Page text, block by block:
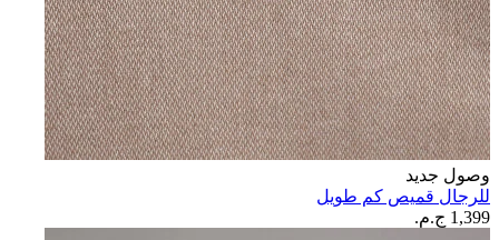
وصول جديد
للرجال قميص كم طويل
1,399 ج.م.‏